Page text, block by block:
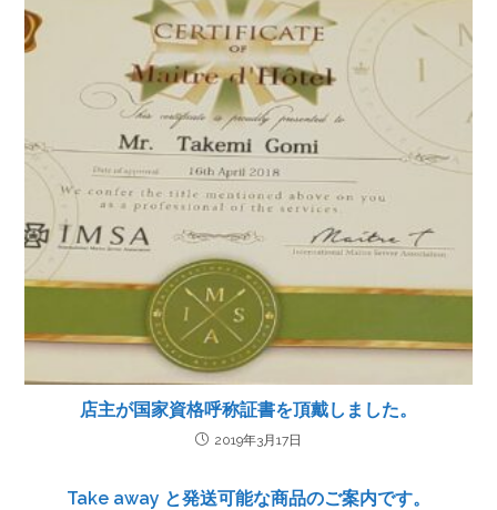
店主が国家資格呼称証書を頂戴しました。
2019年3月17日
Take away と発送可能な商品のご案内です。